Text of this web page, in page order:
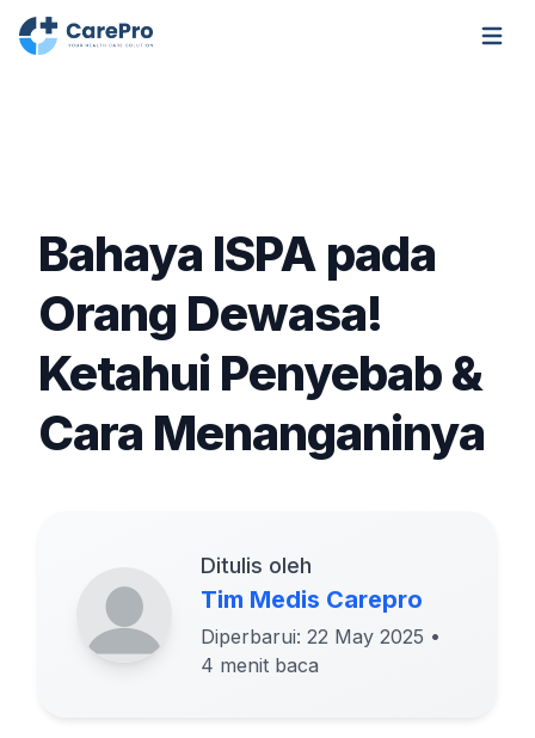
Open
Bahaya ISPA pada
Orang Dewasa!
Ketahui Penyebab &
Cara Menanganinya
Ditulis oleh
Tim Medis Carepro
Diperbarui: 22 May 2025 •
4 menit baca